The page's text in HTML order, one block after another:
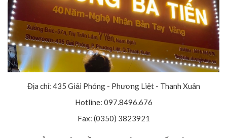
Địa chỉ: 435 Giải Phóng - Phương Liệt - Thanh Xuân
Hotline: 097.8496.676
Fax: (0350) 3823921